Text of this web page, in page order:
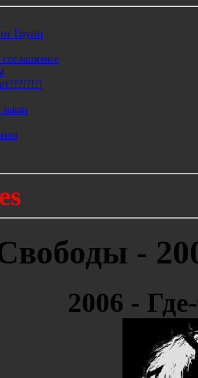
Групп
соглашение
нами
-
2006 -